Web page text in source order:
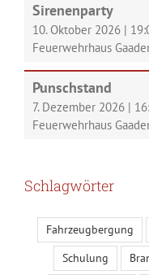
Sirenenparty
10. Oktober 2026 |
Feuerwehrhaus
Punschstand
7. Dezember 2026 |
Feuerwehrhaus
Schlagwörter
Fahrzeugbergung
Schulung